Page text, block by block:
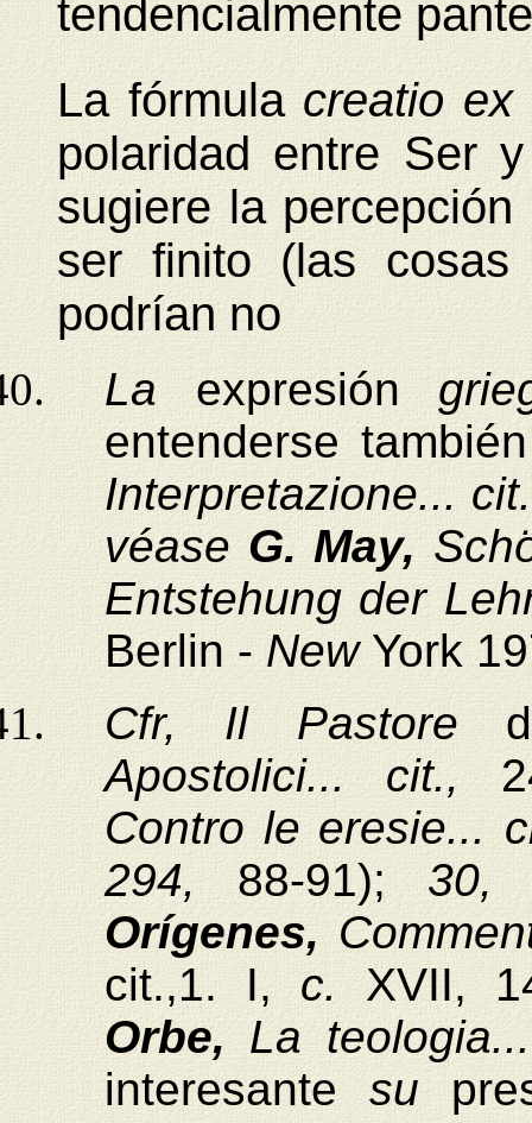
tendencialmente
La fórmulacreatio
polaridad entre Ser
sugiere la
ser finito (las cosas
podrían no
Laexpresión
entenderse
Interpretazione...
véase G. May,
Entstehung der
Berlin - New York
Cfr, Il Pastore
Apostolici... cit.,
Contro le eresie...
294, 88-91);
Orígenes,
cit.,1. I,c.XVII,
Orbe, La
interesantesu